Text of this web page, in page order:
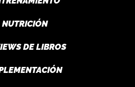
NUTRICIÓN
DE LIBROS